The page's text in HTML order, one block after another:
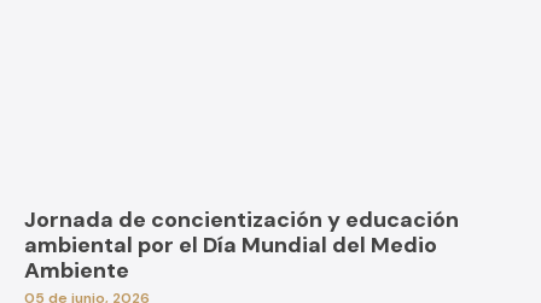
Jornada de concientización y educación
ambiental por el Día Mundial del Medio
Ambiente
05 de junio, 2026